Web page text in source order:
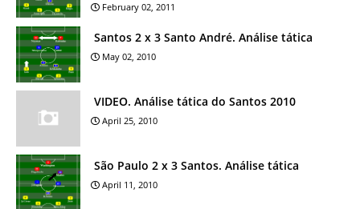
February 02, 2011
Santos 2 x 3 Santo André. Análise tática
May 02, 2010
VIDEO. Análise tática do Santos 2010
April 25, 2010
São Paulo 2 x 3 Santos. Análise tática
April 11, 2010